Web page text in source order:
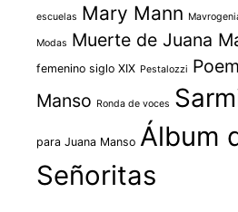
escuelas Mary Mann
Modas Muerte de Juana
femenino siglo XIX Pestalozzi
Manso Ronda de voces
para Juana Manso Álbum
Señoritas